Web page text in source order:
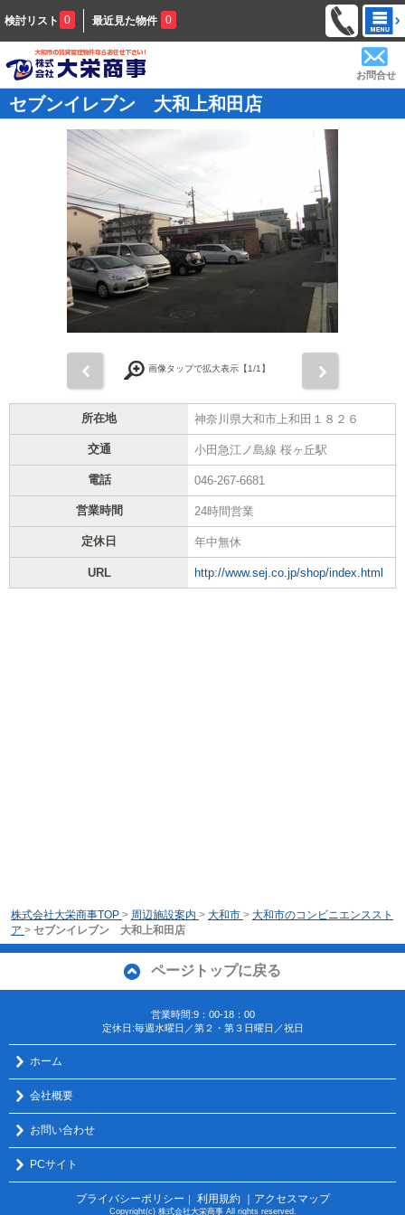
検討リスト 0 最近見た物件 0
お問合せ
セブンイレブン 大和上和田店
画像タップで拡大表示【1/1】
所在地 神奈川県大和市上和田１８２６
交通 小田急江ノ島線 桜ヶ丘駅
電話 046-267-6681
営業時間 24時間営業
定休日 年中無休
URL http://www.sej.co.jp/shop/index.html
株式会社大栄商事TOP > 周辺施設案内 > 大和市 > 大和市のコンビニエンススト
ア > セブンイレブン 大和上和田店
ページトップに戻る
営業時間:9：00-18：00
定休日:毎週水曜日／第２・第３日曜日／祝日
ホーム
会社概要
お問い合わせ
PCサイト
プライバシーポリシー ｜ 利用規約 ｜アクセスマップ
Copyright(c) 株式会社大栄商事 All rights reserved.